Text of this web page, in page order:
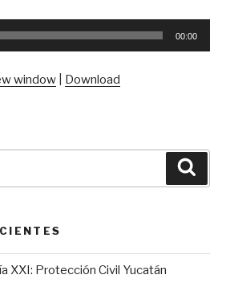
00:00
window Download
XXI: Protección Civil Yucatán